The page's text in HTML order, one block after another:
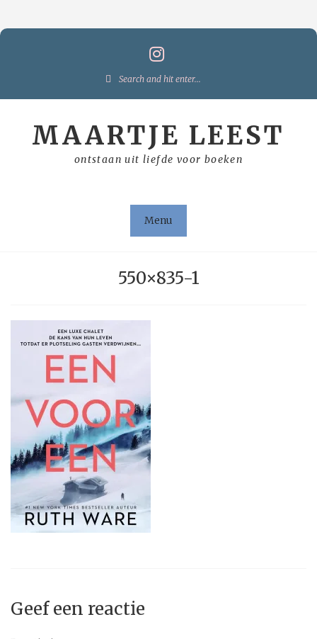
Search
MAARTJE LEEST
ontstaan uit liefde voor boeken
Menu
550×835-1
Geef een reactie